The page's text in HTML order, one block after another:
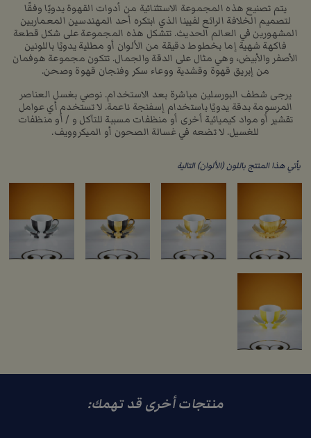
يتم تصنيع هذه المجموعة الاستثنائية من أدوات القهوة يدويًا وفقًا
لتصميم الخلافة الرائع لفيينا الذي ابتكره أحد المهندسين المعماريين
المشهورين في العالم الحديث. تتشكل هذه المجموعة على شكل قطعة
فاكهة شهية إما بخطوط دقيقة من الألوان أو مطلية يدويًا باللونين
الأصفر والأبيض، وهي مثال على الدقة والجمال. تتكون مجموعة هوفمان
من إبريق قهوة وقشدية ووعاء سكر وفنجان قهوة وصحن.
يرجى شطف البورسلين مباشرة بعد الاستخدام. نوصي بغسل العناصر
المرسومة بدقة يدويًا باستخدام إسفنجة ناعمة. لا تستخدم أي عوامل
تقشير أو مواد كيميائية أخرى أو منظفات مسببة للتآكل و / أو منظفات
للغسيل. لا تضعه في غسالة الصحون أو الميكروويف.
يأتي هذا المنتج باللون (الألوان) التالية
منتجات أخرى قد تهمك: